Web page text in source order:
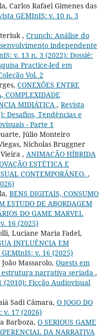
Carlos Rafael Gimenes das
GEMInIS: v. 10 n. 3
, Crunch: Análise do
independente
v. 13 n. 3 (2022): Dossiê:
Practice-led em
Vol. 2
CONEXÕES ENTRE
COMPLEXIDADE
MIDIÁTICA , Revista
Desafios, Tendências e
- Parte 1
Júlio Monteiro
Nicholas Bruggner
, ANIMAÇÃO HÍBRIDA
ESTÉTICA E
CONTEMPORÂNEO. ,
BENS DIGITAIS, CONSUMO
ESTUDO DE ABORDAGEM
DO GAME MARVEL
16 (2025)
Luciane Maria Fadel,
INFLUÊNCIA EM
v. 16 (2025)
Massarolo, Quests em
narrativa seriada ,
(2010): Ficção Audiovisual
Sadi Câmara, O JOGO DO
v. 17 (2026)
Barboza, O SERIOUS GAME
DA NARRATIVA